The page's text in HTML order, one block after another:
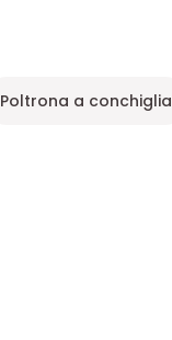
Poltrona a conchiglia